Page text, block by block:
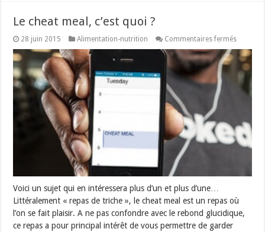
Le cheat meal, c’est quoi ?
28 juin 2015 Alimentation-nutrition Commentaires ferméssur
cheat
meal,
c’est
quoi
Voici un sujet qui en intéressera plus d’un et plus d’une…
Littéralement « repas de triche », le cheat meal est un repas où
l’on se fait plaisir. A ne pas confondre avec le rebond glucidique,
ce repas a pour principal intérêt de vous permettre de garder